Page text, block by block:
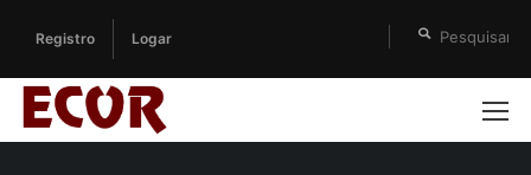
Registro Logar